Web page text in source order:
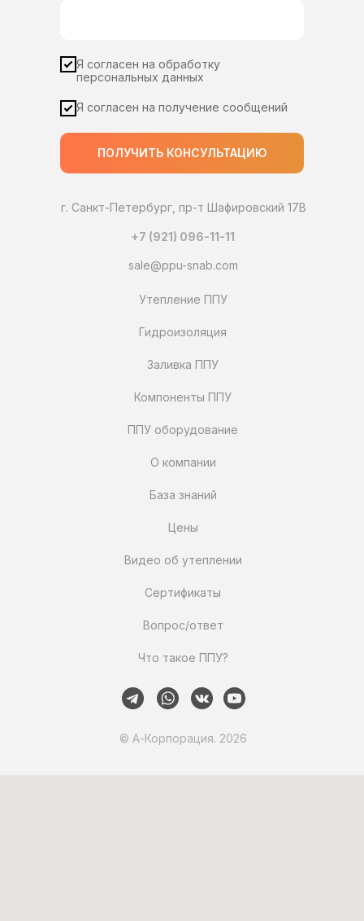
г. Санкт-Петербург, пр-т Шафировский 17В
+7 (921) 096-11-11
sale@ppu-snab.com
Что такое ППУ?
Вопрос/ответ
Сертификаты
Компоненты ППУ
Заливка ППУ
Видео об утеплении
ППУ оборудование
О компании
База знаний
Цены
Гидроизоляция
Утепление ППУ
© А-Корпорация. 2026
Я согласен на обработку
персональных данных
Я согласен на получение сообщений
ПОЛУЧИТЬ КОНСУЛЬТАЦИЮ